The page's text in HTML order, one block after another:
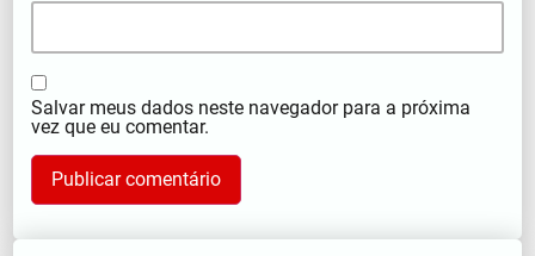
Salvar meus dados neste navegador para a próxima
vez que eu comentar.